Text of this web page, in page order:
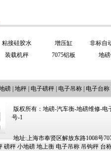
粘接硅胶水 增压缸
非标自
装载机秤 7075铝板 地
磅 地秤 电子磅秤 电子吊称 电子台称
版权所有：地磅-汽车衡-地磅维修-电
号-1
地址:上海市奉贤区解放东路1008号
磅秤 小地磅 地上衡 电子吊称 吊钩秤 台